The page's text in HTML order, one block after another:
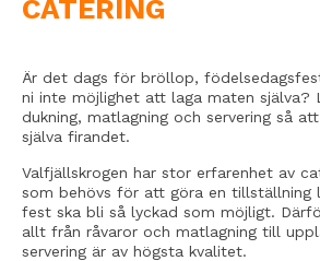
CATERING
Är det dags för bröllop,
ni inte möjlighet att laga maten själva?
dukning, matlagning och servering så
själva firandet.
Valfjällskrogen har stor erfarenhet av
som behövs för att göra en tillställning
fest ska bli så lyckad som möjligt.
allt från råvaror och matlagning till
servering är av högsta kvalitet.